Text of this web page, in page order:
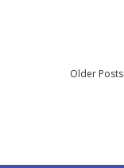
Older Posts